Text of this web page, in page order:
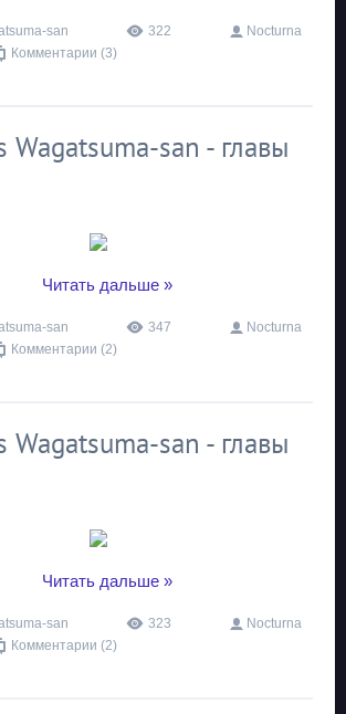
san 322
Nocturna
Комментарии (3)
Wagatsuma-san - главы
Читать дальше »
san 347
Nocturna
Комментарии (2)
Wagatsuma-san - главы
Читать дальше »
san 323
Nocturna
Комментарии (2)